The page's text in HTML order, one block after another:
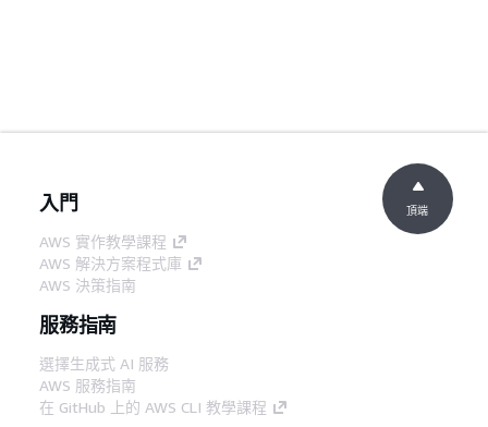
入門
AWS 實作教學課程
AWS 解決方案程式庫
AWS 決策指南
服務指南
選擇生成式 AI 服務
AWS 服務指南
在 GitHub 上的 AWS CLI 教學課程
頂端